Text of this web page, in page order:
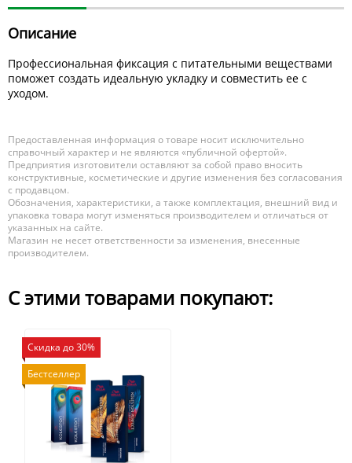
Описание
Профессиональная фиксация с питательными веществами
поможет создать идеальную укладку и совместить ее с
уходом.
Предоставленная информация о товаре носит исключительно
справочный характер и не являются «публичной офертой».
Предприятия изготовители оставляют за собой право вносить
конструктивные, косметические и другие изменения без согласования
с продавцом.
Обозначения, характеристики, а также комплектация, внешний вид и
упаковка товара могут изменяться производителем и отличаться от
указанных на сайте.
Магазин не несет ответственности за изменения, внесенные
производителем.
С этими товарами покупают:
Скидка до 30%
Бестселлер